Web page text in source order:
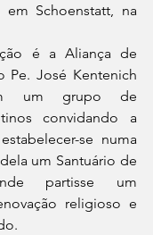
Schoenstatt, na
é a Aliança de
Pe. José Kentenich
um grupo de
convidando a
se numa
um Santuário de
partisse um
religioso e